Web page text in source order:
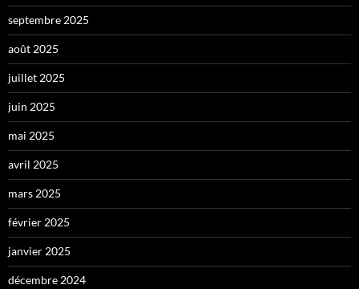
septembre 2025
août 2025
juillet 2025
juin 2025
mai 2025
avril 2025
mars 2025
février 2025
janvier 2025
décembre 2024